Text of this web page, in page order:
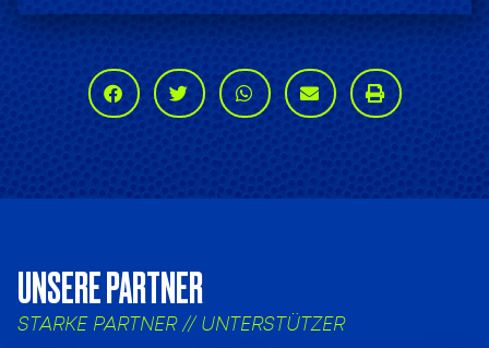
UNSERE PARTNER
STARKE PARTNER // UNTERSTÜTZER